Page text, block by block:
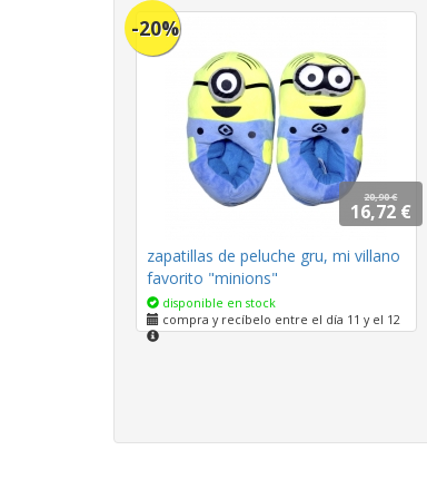
-20%
20,90 €
16,72 €
zapatillas de peluche gru, mi villano
favorito "minions"
disponible en stock
compra y recíbelo entre el día 11 y el 12